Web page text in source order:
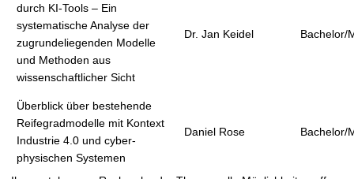
durch KI-Tools – Ein
systematische Analyse der
zugrundeliegenden Modelle
und Methoden aus
wissenschaftlicher Sicht
Dr. Jan Keidel Bachelor/
Überblick über bestehende
Reifegradmodelle mit Kontext
Industrie 4.0 und cyber-
physischen Systemen
Daniel Rose Bachelor/